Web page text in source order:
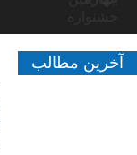
آخرین مطالب